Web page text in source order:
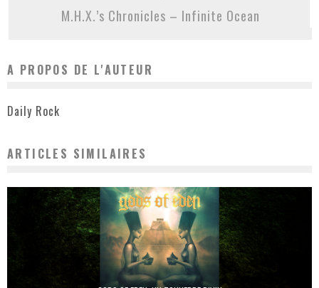
M.H.X.’s Chronicles – Infinite Ocean
A PROPOS DE L'AUTEUR
Daily Rock
ARTICLES SIMILAIRES